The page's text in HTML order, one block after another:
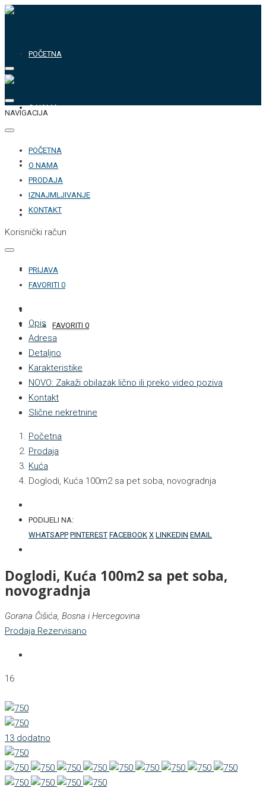
POČETNA
O NAMA
PRODAJA
IZNAJMLJIVANJE
KONTAKT
FAVORITI 0
NAVIGACIJA
POČETNA
O NAMA
PRODAJA
IZNAJMLJIVANJE
KONTAKT
Korisnički račun
PRIJAVA
FAVORITI 0
Opis
Adresa
Detaljno
Karakteristike
NOVO: Zakaži obilazak lično ili preko video poziva
Kontakt
Slične nekretnine
Početna
Prodaja
Kuća
Doglodi, Kuća 100m2 sa pet soba, novogradnja
PODIJELI NA:
WHATSAPP PINTEREST FACEBOOK X LINKEDIN EMAIL
Doglodi, Kuća 100m2 sa pet soba,
novogradnja
Gorana Čišića, Bosna i Hercegovina
Prodaja Rezervisano
16
13 dodatno